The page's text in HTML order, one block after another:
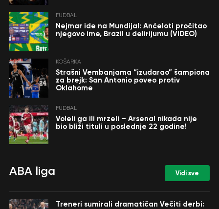
FUDBAL
Nejmar ide na Mundijal: Anćeloti pročitao
njegovo ime, Brazil u delirijumu (VIDEO)
KOŠARKA
Strašni Vembanjama “izudarao” šampiona
za brejk: San Antonio poveo protiv
Oklahome
FUDBAL
Voleli ga ili mrzeli – Arsenal nikada nije
bio bliži tituli u poslednje 22 godine!
ABA liga Vidi sve
Treneri sumirali dramatičan Večiti derbi: